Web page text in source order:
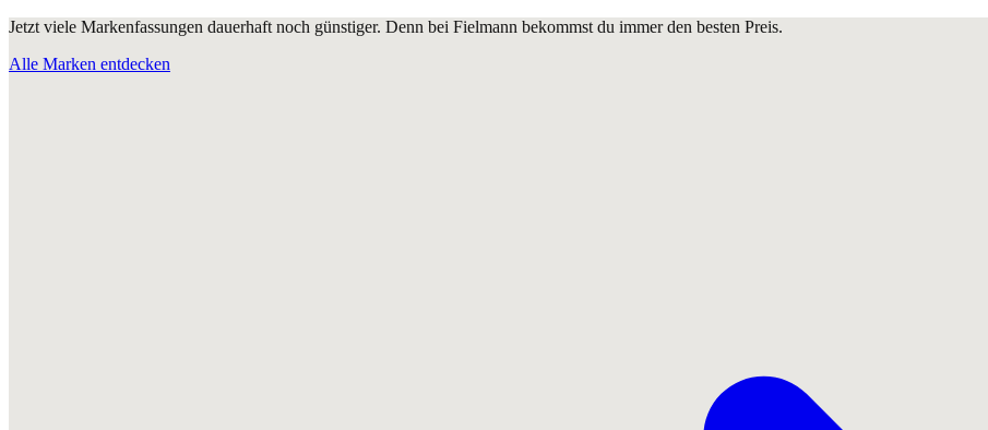
Jetzt viele Markenfassungen dauerhaft noch günstiger. Denn bei Fielmann bekommst du immer den besten Preis.
Alle Marken entdecken